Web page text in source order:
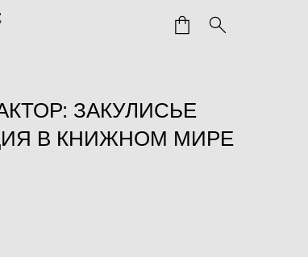
ЗАКУЛИСЬЕ
В КНИЖНОМ МИРЕ